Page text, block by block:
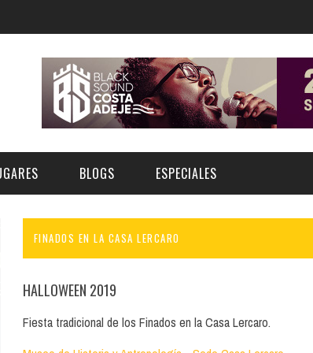
Norte
Deporte y Naturaleza
| MUSEOS
Y AUDITORIOS
CULTURALES
BLOGS ESPECIALES
FESTIVAL BOREAL 2026
FINADOS EN LA CASA LERCARO
HALLOWEEN 2019
Fiesta tradicional de los Finados en la Casa Lercaro.